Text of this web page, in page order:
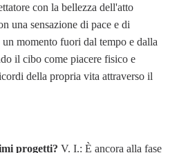
con la bellezza dell'atto
una sensazione di pace e di
momento fuori dal tempo e dalla
il cibo come piacere fisico e
della propria vita attraverso il
progetti? V. I.: È ancora alla fase